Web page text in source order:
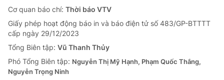
Cơ quan báo chí: Thời báo VTV
Giấy phép hoạt động báo in và báo điện tử số 483/GP-BTTTT
cấp ngày 29/12/2023
Tổng Biên tập: Vũ Thanh Thủy
Phó Tổng Biên tập: Nguyễn Thị Mỹ Hạnh, Phạm Quốc Thắng,
Nguyễn Trọng Ninh